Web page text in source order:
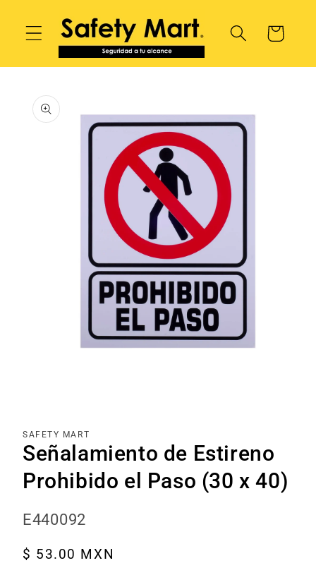
directamente
al contenido
Carrito
Ir
información
del producto
una
ventana
modal
SAFETY MART
Señalamiento de Estireno
Prohibido el Paso (30 x 40)
SKU:
E440092
Precio
$ 53.00 MXN